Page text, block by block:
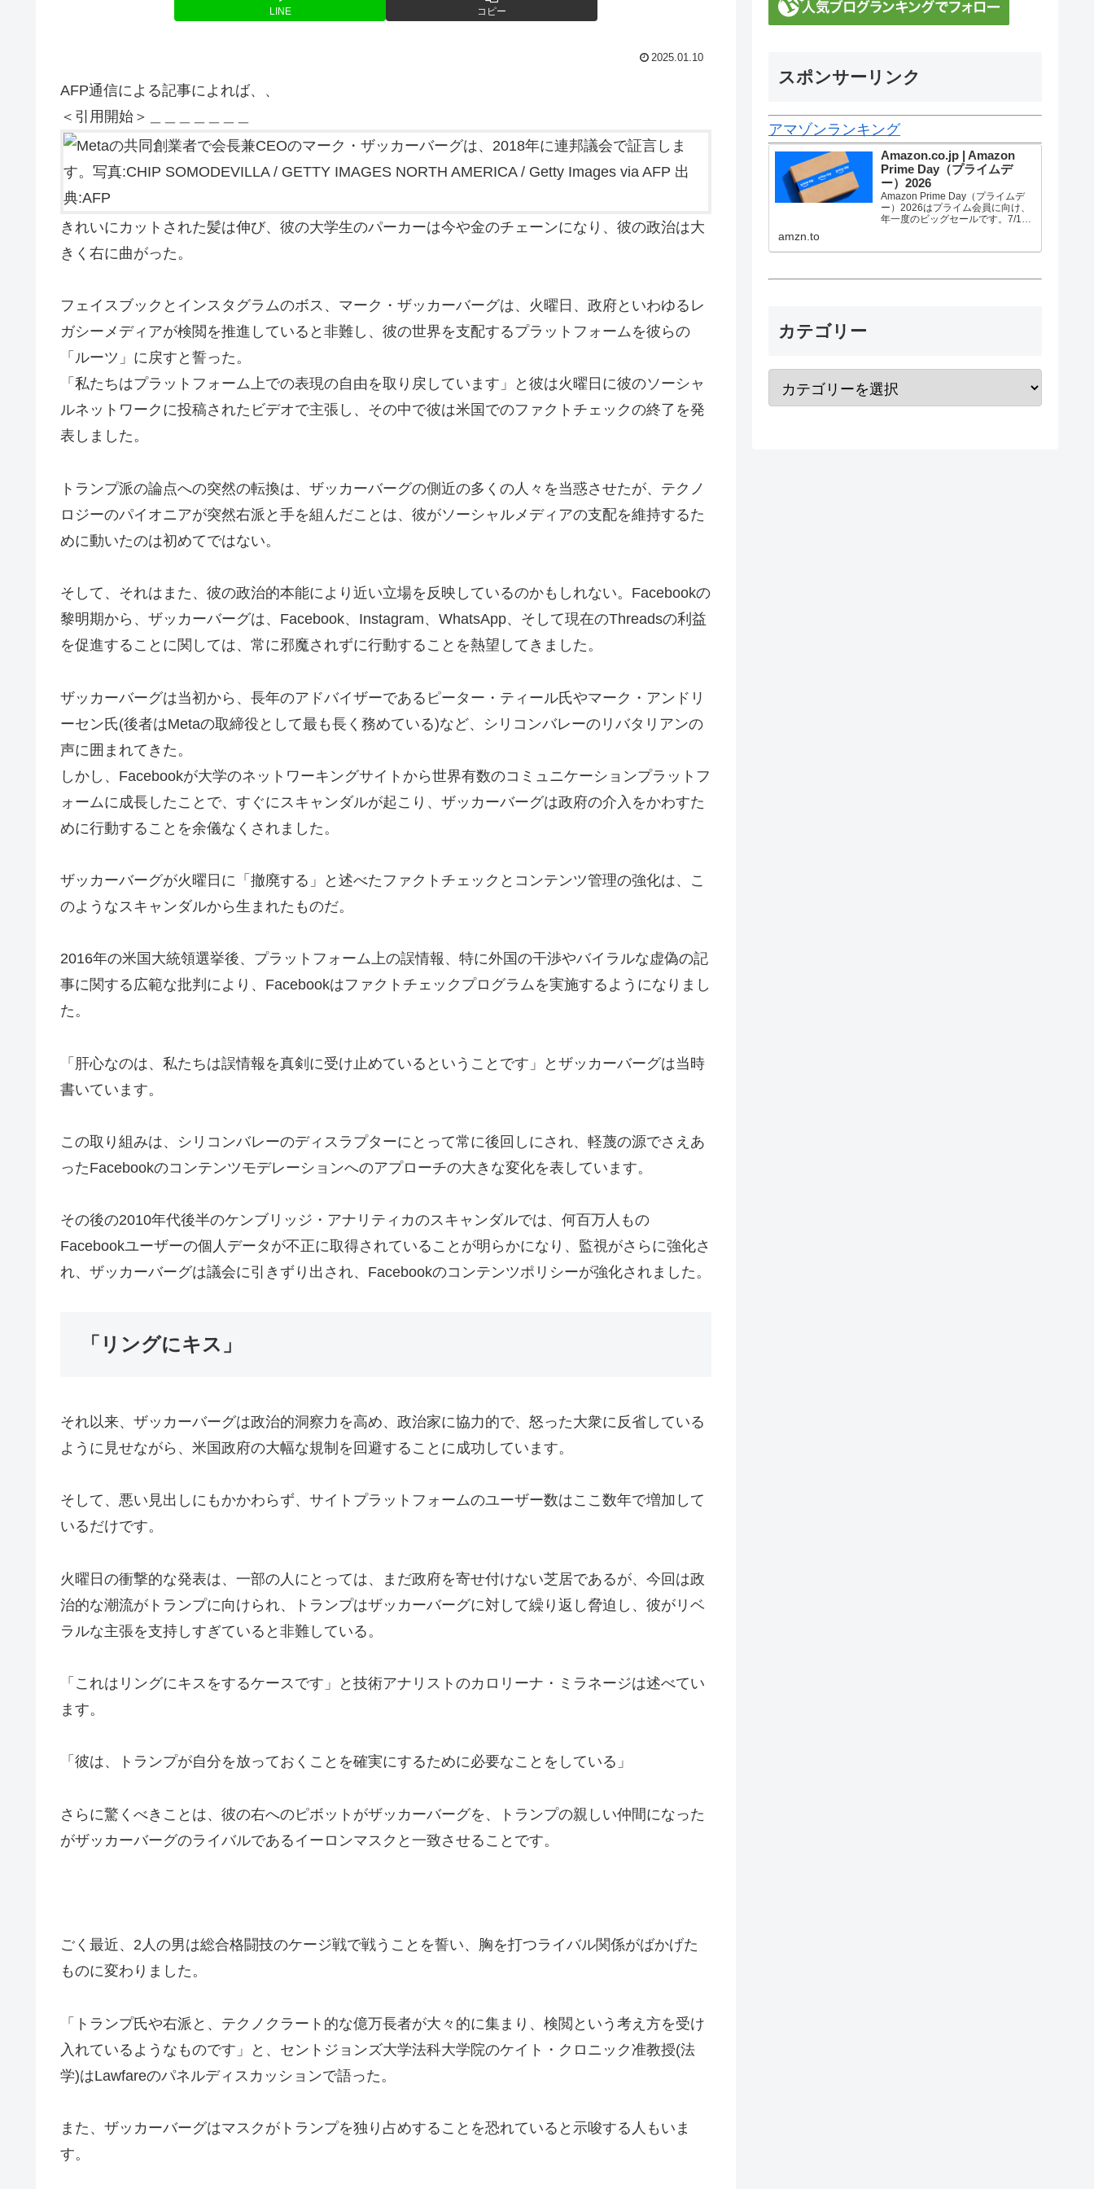
LINE コピー
2025.01.10
AFP通信による記事によれば、、
＜引用開始＞＿＿＿＿＿＿＿
きれいにカットされた髪は伸び、彼の大学生のパーカーは今や金のチェーンになり、彼の政治は大
きく右に曲がった。
フェイスブックとインスタグラムのボス、マーク・ザッカーバーグは、火曜日、政府といわゆるレ
ガシーメディアが検閲を推進していると非難し、彼の世界を支配するプラットフォームを彼らの
「ルーツ」に戻すと誓った。
「私たちはプラットフォーム上での表現の自由を取り戻しています」と彼は火曜日に彼のソーシャ
ルネットワークに投稿されたビデオで主張し、その中で彼は米国でのファクトチェックの終了を発
表しました。
トランプ派の論点への突然の転換は、ザッカーバーグの側近の多くの人々を当惑させたが、テクノ
ロジーのパイオニアが突然右派と手を組んだことは、彼がソーシャルメディアの支配を維持するた
めに動いたのは初めてではない。
そして、それはまた、彼の政治的本能により近い立場を反映しているのかもしれない。Facebookの
黎明期から、ザッカーバーグは、Facebook、Instagram、WhatsApp、そして現在のThreadsの利益
を促進することに関しては、常に邪魔されずに行動することを熱望してきました。
ザッカーバーグは当初から、長年のアドバイザーであるピーター・ティール氏やマーク・アンドリ
ーセン氏(後者はMetaの取締役として最も長く務めている)など、シリコンバレーのリバタリアンの
声に囲まれてきた。
しかし、Facebookが大学のネットワーキングサイトから世界有数のコミュニケーションプラットフ
ォームに成長したことで、すぐにスキャンダルが起こり、ザッカーバーグは政府の介入をかわすた
めに行動することを余儀なくされました。
ザッカーバーグが火曜日に「撤廃する」と述べたファクトチェックとコンテンツ管理の強化は、こ
のようなスキャンダルから生まれたものだ。
2016年の米国大統領選挙後、プラットフォーム上の誤情報、特に外国の干渉やバイラルな虚偽の記
事に関する広範な批判により、Facebookはファクトチェックプログラムを実施するようになりまし
た。
「肝心なのは、私たちは誤情報を真剣に受け止めているということです」とザッカーバーグは当時
書いています。
この取り組みは、シリコンバレーのディスラプターにとって常に後回しにされ、軽蔑の源でさえあ
ったFacebookのコンテンツモデレーションへのアプローチの大きな変化を表しています。
その後の2010年代後半のケンブリッジ・アナリティカのスキャンダルでは、何百万人もの
Facebookユーザーの個人データが不正に取得されていることが明らかになり、監視がさらに強化さ
れ、ザッカーバーグは議会に引きずり出され、Facebookのコンテンツポリシーが強化されました。
「リングにキス」
それ以来、ザッカーバーグは政治的洞察力を高め、政治家に協力的で、怒った大衆に反省している
ように見せながら、米国政府の大幅な規制を回避することに成功しています。
そして、悪い見出しにもかかわらず、サイトプラットフォームのユーザー数はここ数年で増加して
いるだけです。
火曜日の衝撃的な発表は、一部の人にとっては、まだ政府を寄せ付けない芝居であるが、今回は政
治的な潮流がトランプに向けられ、トランプはザッカーバーグに対して繰り返し脅迫し、彼がリベ
ラルな主張を支持しすぎていると非難している。
「これはリングにキスをするケースです」と技術アナリストのカロリーナ・ミラネージは述べてい
ます。
「彼は、トランプが自分を放っておくことを確実にするために必要なことをしている」
さらに驚くべきことは、彼の右へのピボットがザッカーバーグを、トランプの親しい仲間になった
がザッカーバーグのライバルであるイーロンマスクと一致させることです。
ごく最近、2人の男は総合格闘技のケージ戦で戦うことを誓い、胸を打つライバル関係がばかげた
ものに変わりました。
「トランプ氏や右派と、テクノクラート的な億万長者が大々的に集まり、検閲という考え方を受け
入れているようなものです」と、セントジョンズ大学法科大学院のケイト・クロニック准教授(法
学)はLawfareのパネルディスカッションで語った。
また、ザッカーバーグはマスクがトランプを独り占めすることを恐れていると示唆する人もいま
す。
スポンサーリンク
アマゾンランキング
Amazon.co.jp | Amazon
Prime Day（プライムデ
ー）2026
Amazon Prime Day（プライムデ
ー）2026はプライム会員に向け、
年一度のビッグセールです。7/10
ら数多くのお買得商品が96時間に
amzn.to
カテゴリー